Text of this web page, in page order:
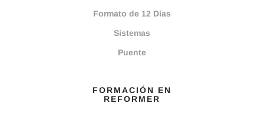
Formato de 12 Días
Sistemas
Puente
FORMACIÓN EN
REFORMER